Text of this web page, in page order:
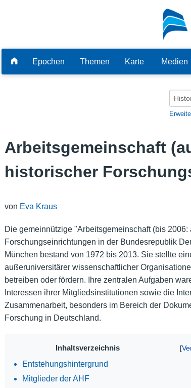
Epochen Themen Karte Medien
Audio
PDF
Alle
Arbeitsgemeinschaft
historischer
von Eva Kraus
Die gemeinnützige "Arbeitsgemeinschaft (bis
Forschungseinrichtungen in der Bundesrepublik
München bestand von 1972 bis 2013. Sie stellte
außeruniversitärer wissenschaftlicher
betreiben oder fördern. Ihre zentralen Aufgaben
Interessen ihrer Mitgliedsinstitutionen sowie die
Zusammenarbeit, besonders im Bereich der
Forschung in Deutschland.
Inhaltsverzeichnis
Entstehungshintergrund
Mitglieder der AHF